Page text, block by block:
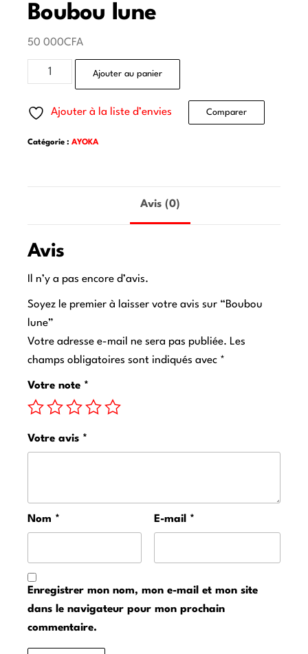
Boubou lune
50 000CFA
Ajouter au panier
Ajouter à la liste d’envies Comparer
Catégorie : AYOKA
Avis (0)
Avis
Il n’y a pas encore d’avis.
Soyez le premier à laisser votre avis sur “Boubou
lune”
Votre adresse e-mail ne sera pas publiée. Les
champs obligatoires sont indiqués avec *
Votre note *
Votre avis *
Nom * E-mail *
Enregistrer mon nom, mon e-mail et mon site
dans le navigateur pour mon prochain
commentaire.